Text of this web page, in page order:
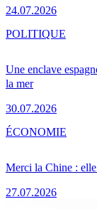
24.07.2026
Une enclave
la mer
30.07.2026
POLITIQUE
Merci la Chine :
27.07.2026
ÉCONOMIE